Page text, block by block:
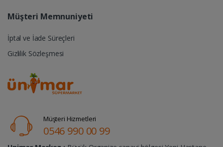
Müşteri Memnuniyeti
İptal ve İade Süreçleri
Gizlilik Sözleşmesi
Müşteri Hizmetleri
0546 990 00 99